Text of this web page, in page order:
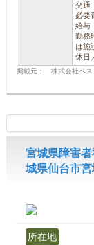
交通
必要
給与
勤務
は施
休日
掲載元： 株式会社ベス
宮城県障害
城県仙台市
所在地